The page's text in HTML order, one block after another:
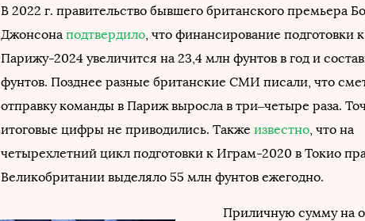
В 2022 г. правительство бывшего британского премьера
Джонсона подтвердило , что финансирование подготовки к
Парижу-2024 увеличится на 23,4 млн фунтов в год и
фунтов. Позднее разные британские СМИ писали, что
отправку команды в Париж выросла в три–четыре раза.
итоговые цифры не приводились. Также известно , что на
четырехлетний цикл подготовки к Играм-2020 в Токио
Великобритании выделяло 55 млн фунтов ежегодно.
Приличную сумму на